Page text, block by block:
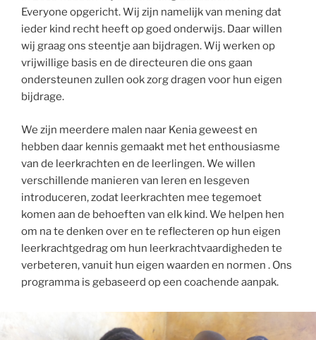
Everyone opgericht. Wij zijn namelijk van mening dat
ieder kind recht heeft op goed onderwijs. Daar willen
wij graag ons steentje aan bijdragen. Wij werken op
vrijwillige basis en de directeuren die ons gaan
ondersteunen zullen ook zorg dragen voor hun eigen
bijdrage.
We zijn meerdere malen naar Kenia geweest en
hebben daar kennis gemaakt met het enthousiasme
van de leerkrachten en de leerlingen. We willen
verschillende manieren van leren en lesgeven
introduceren, zodat leerkrachten mee tegemoet
komen aan de behoeften van elk kind. We helpen hen
om na te denken over en te reflecteren op hun eigen
leerkrachtgedrag om hun leerkrachtvaardigheden te
verbeteren, vanuit hun eigen waarden en normen . Ons
programma is gebaseerd op een coachende aanpak.